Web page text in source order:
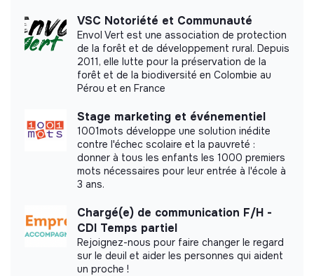
Labels and certifications
Referenced by Shift Your Job.
Documents
Did not yet add a transparency document.
VSC Notoriété et Communauté
Envol Vert est une association de protection
de la forêt et de développement rural. Depuis
2011, elle lutte pour la préservation de la
forêt et de la biodiversité en Colombie au
Pérou et en France
Stage marketing et événementiel
1001mots développe une solution inédite
contre l'échec scolaire et la pauvreté :
donner à tous les enfants les 1000 premiers
mots nécessaires pour leur entrée à l'école à
3 ans.
Chargé(e) de communication F/H -
CDI Temps partiel
Rejoignez-nous pour faire changer le regard
sur le deuil et aider les personnes qui aident
un proche !